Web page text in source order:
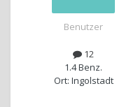
Benutzer
12
1.4 Benz.
Ort: Ingolstadt